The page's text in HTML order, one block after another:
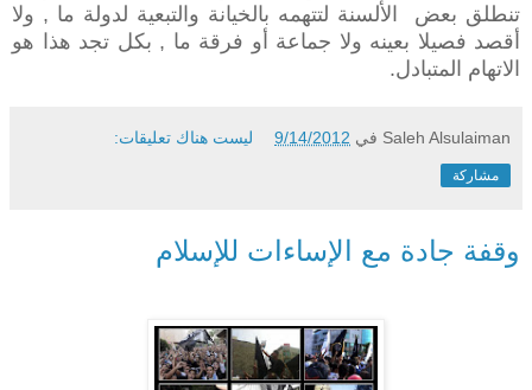
تنطلق بعض
الألسنة لتتهمه بالخيانة والتبعية لدولة ما , ولا
أقصد فصيلا بعينه ولا جماعة أو فرقة ما , بكل تجد هذا هو
الاتهام المتبادل.
Saleh Alsulaiman في 9/14/2012 ليست هناك تعليقات:
مشاركة
وقفة جادة مع الإساءات للإسلام